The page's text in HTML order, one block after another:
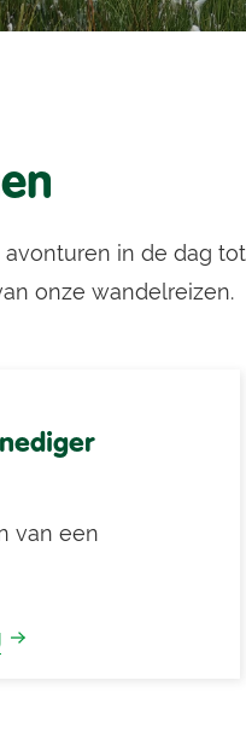
in de dag
onze wandelreizen.
van een